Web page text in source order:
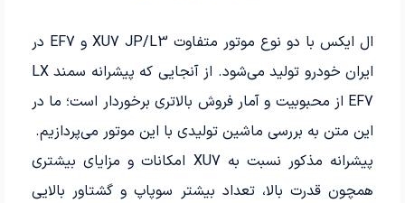
ال ایکس با دو نوع موتور متفاوت XU7 JP/L3 و EF7 در
ایران خودرو تولید می‌شود. از آنجایی که پیشرانه سمند LX
EF7 از محبوبیت و آمار فروش بالاتری برخوردار است؛ ما در
این متن به بررسی ماشین تولیدی با این موتور می‌پردازیم.
پیشرانه مذکور نسبت به XU7 امکانات و مزایای بیشتری
همچون قدرت بالا، تعداد بیشتر سوپاپ و گشتاور بالایی